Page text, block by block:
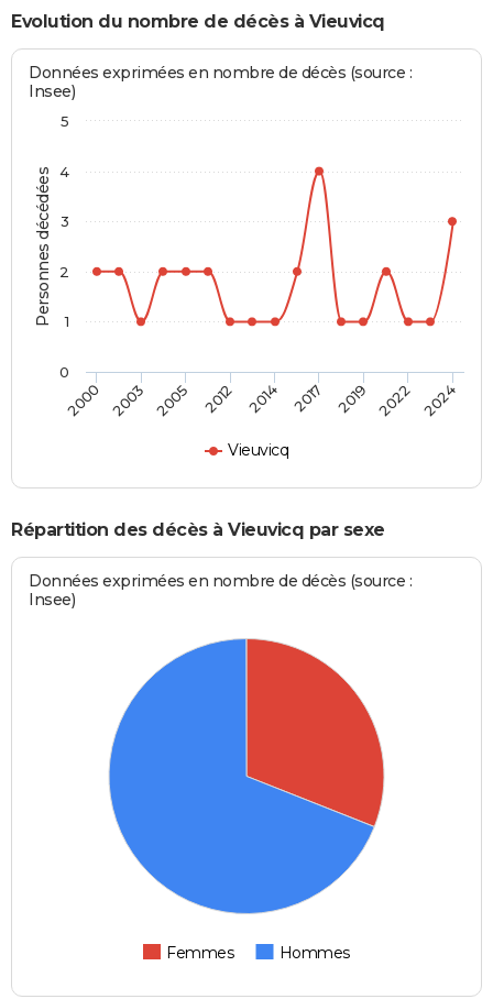
Evolution du nombre de décès à Vieuvicq
Personnes décédées
Données exprimées en nombre de décès (source :
Insee)
Vieuvicq
2000 2003 2005 2012 2014 2017 2019 2022 2024
0
1
2
3
4
5
Répartition des décès à Vieuvicq par sexe
Données exprimées en nombre de décès (source :
Insee)
Femmes Hommes